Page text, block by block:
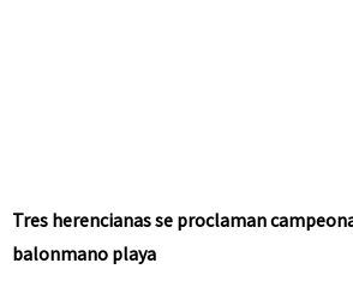
Tres herencianas se proclaman
balonmano playa